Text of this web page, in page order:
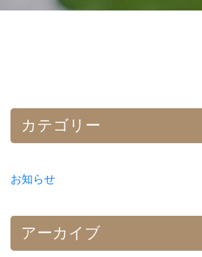
カテゴリー
お知らせ
アーカイブ